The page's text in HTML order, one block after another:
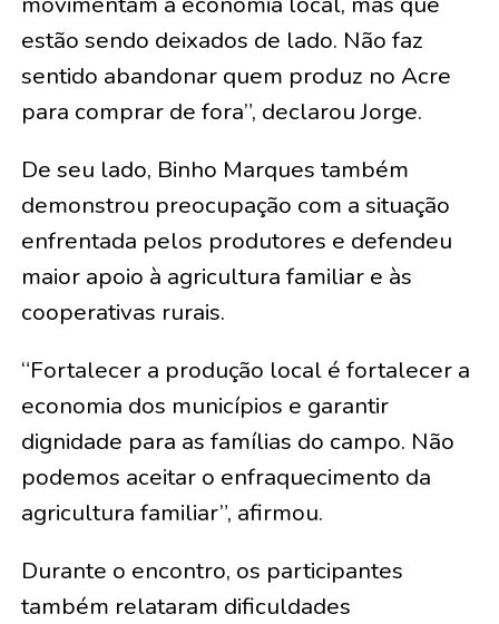
estão sendo deixados de lado. Não faz
sentido abandonar quem produz no Acre
para comprar de fora”, declarou Jorge.
De seu lado, Binho Marques também
demonstrou preocupação com a situação
enfrentada pelos produtores e defendeu
maior apoio à agricultura familiar e às
cooperativas rurais.
“Fortalecer a produção local é fortalecer a
economia dos municípios e garantir
dignidade para as famílias do campo. Não
podemos aceitar o enfraquecimento da
agricultura familiar”, afirmou.
Durante o encontro, os participantes
também relataram dificuldades